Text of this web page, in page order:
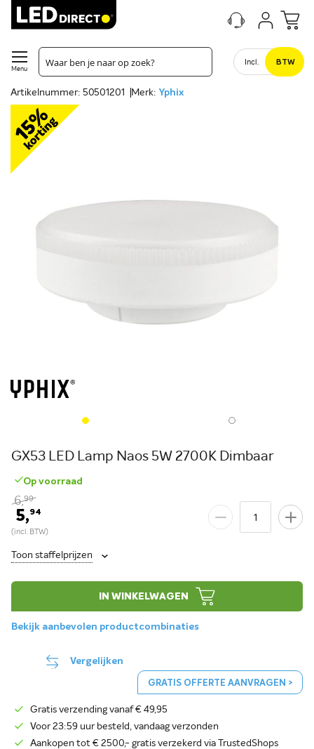
Menu
Incl. BTW
Artikelnummer: 50501201 Merk: Yphix
GX53 LED Lamp Naos 5W 2700K Dimbaar
Op voorraad
5,94
6,99
Toon staffelprijzen
IN WINKELWAGEN
Bekijk aanbevolen productcombinaties
Vergelijken
GRATIS OFFERTE AANVRAGEN >
Gratis verzending vanaf € 49,95
Voor 23:59 uur besteld, vandaag verzonden
Aankopen tot € 2500,- gratis verzekerd via TrustedShops